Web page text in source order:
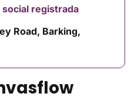
registrada
Road, Barking,